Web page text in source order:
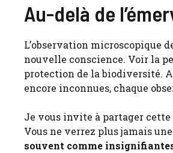
Au-delà de
L’observation microscopique
nouvelle conscience. Voir la
protection de la biodiversité.
encore inconnues, chaque
Je vous invite à partager cette
Vous ne verrez plus jamais
souvent comme